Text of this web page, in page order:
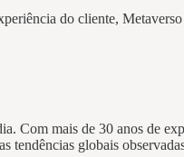
do cliente,
Com mais de 30 anos de
tendências globais